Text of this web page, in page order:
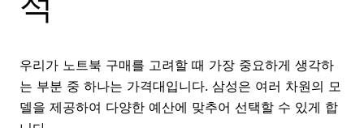
우리가 노트북 구매를 고려할 때 가장 중요하게 생각하
는 부분 중 하나는 가격대입니다. 삼성은 여러 차원의 모
델을 제공하여 다양한 예산에 맞추어 선택할 수 있게 합